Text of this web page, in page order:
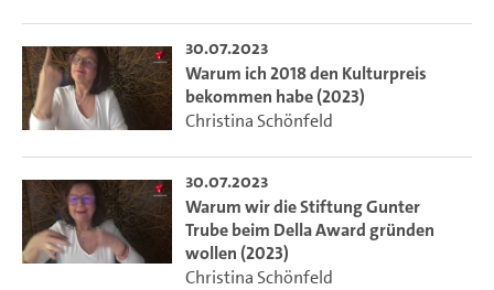
30.07.2023
Warum ich 2018 den Kulturpreis
bekommen habe (2023)
Christina Schönfeld
30.07.2023
Warum wir die Stiftung Gunter
Trube beim Della Award gründen
wollen (2023)
Christina Schönfeld